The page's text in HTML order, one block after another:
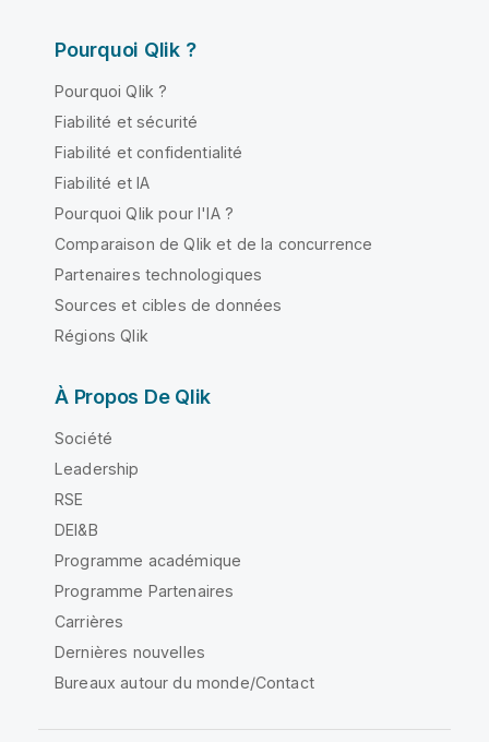
Pourquoi Qlik ?
Pourquoi Qlik ?
Fiabilité et sécurité
Fiabilité et confidentialité
Fiabilité et IA
Pourquoi Qlik pour l'IA ?
Comparaison de Qlik et de la concurrence
Partenaires technologiques
Sources et cibles de données
Régions Qlik
À Propos De Qlik
Société
Leadership
RSE
DEI&B
Programme académique
Programme Partenaires
Carrières
Dernières nouvelles
Bureaux autour du monde/Contact